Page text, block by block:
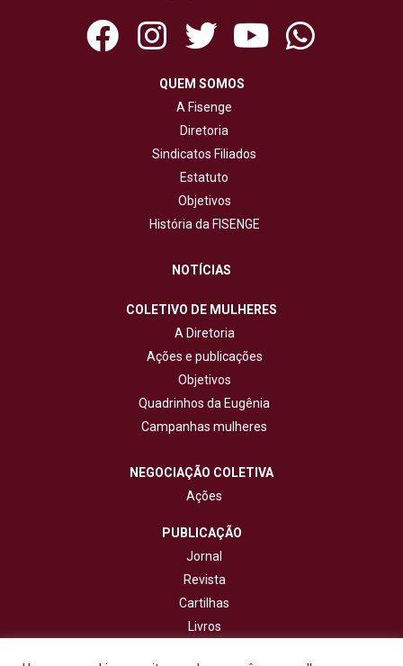
QUEM SOMOS
A Fisenge
Diretoria
Sindicatos Filiados
Estatuto
Objetivos
História da FISENGE
NOTÍCIAS
COLETIVO DE MULHERES
A Diretoria
Ações e publicações
Objetivos
Quadrinhos da Eugênia
Campanhas mulheres
NEGOCIAÇÃO COLETIVA
Ações
PUBLICAÇÃO
Jornal
Revista
Cartilhas
Livros